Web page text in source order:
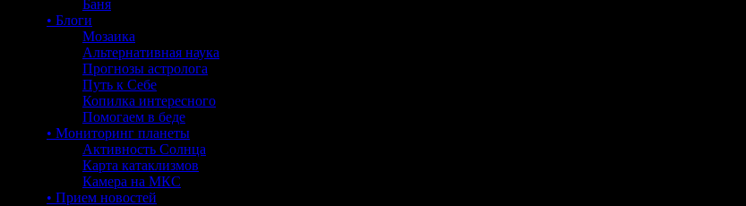
Баня
• Блоги
Мозаика
Альтернативная наука
Прогнозы астролога
Путь к Себе
Копилка интересного
Помогаем в беде
• Мониторинг планеты
Активность Солнца
Карта катаклизмов
Камера на МКС
• Прием новостей